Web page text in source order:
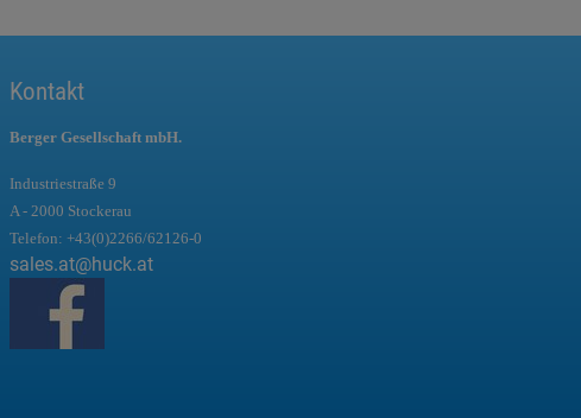
Kontakt
Berger Gesellschaft mbH.
Industriestraße 9
A - 2000 Stockerau
Telefon: +43(0)2266/62126-0
sales.at@huck.at